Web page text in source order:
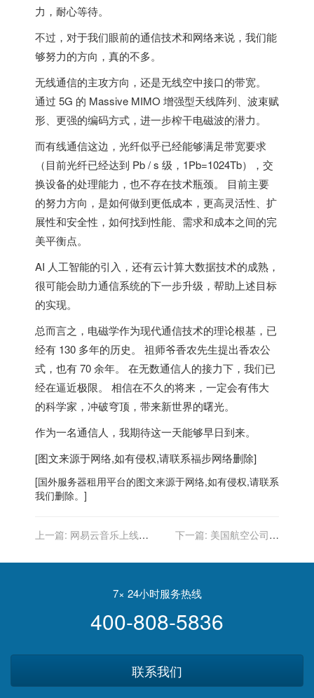
力，耐心等待。
不过，对于我们眼前的通信技术和网络来说，我们能
够努力的方向，真的不多。
无线通信的主攻方向，还是无线空中接口的带宽。
通过 5G 的 Massive MIMO 增强型天线阵列、波束赋
形、更强的编码方式，进一步榨干电磁波的潜力。
而有线通信这边，光纤似乎已经能够满足带宽要求
（目前光纤已经达到 Pb / s 级，1Pb=1024Tb），交
换设备的处理能力，也不存在技术瓶颈。 目前主要
的努力方向，是如何做到更低成本，更高灵活性、扩
展性和安全性，如何找到性能、需求和成本之间的完
美平衡点。
AI 人工智能的引入，还有云计算大数据技术的成熟，
很可能会助力通信系统的下一步升级，帮助上述目标
的实现。
总而言之，电磁学作为现代通信技术的理论根基，已
经有 130 多年的历史。 祖师爷香农先生提出香农公
式，也有 70 余年。 在无数通信人的接力下，我们已
经在逼近极限。 相信在不久的将来，一定会有伟大
的科学家，冲破穹顶，带来新世界的曙光。
作为一名通信人，我期待这一天能够早日到来。
[图文来源于网络,如有侵权,请联系福步网络删除]
[国外服务器租用平台的图文来源于网络,如有侵权,请联系
我们删除。]
上一篇: 网易云音乐上线一
BeatSoul（激灵），收益全
下一篇: 美国航空公司警
正常运营
7× 24小时服务热线
400-808-5836
联系我们